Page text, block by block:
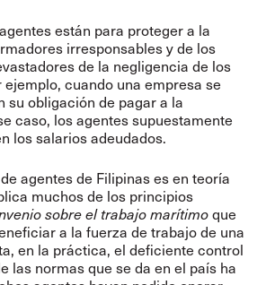
están para proteger a la
irresponsables y de los
de la negligencia de los
cuando una empresa se
su obligación de pagar a la
caso, los agentes supuestamente
los salarios adeudados.
agentes de Filipinas es en teoría
muchos de los principios
sobre el trabajo marítimoque
a la fuerza de trabajo de una
en la práctica, el deficiente control
las normas que se da en el país ha